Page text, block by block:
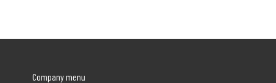
Company menu